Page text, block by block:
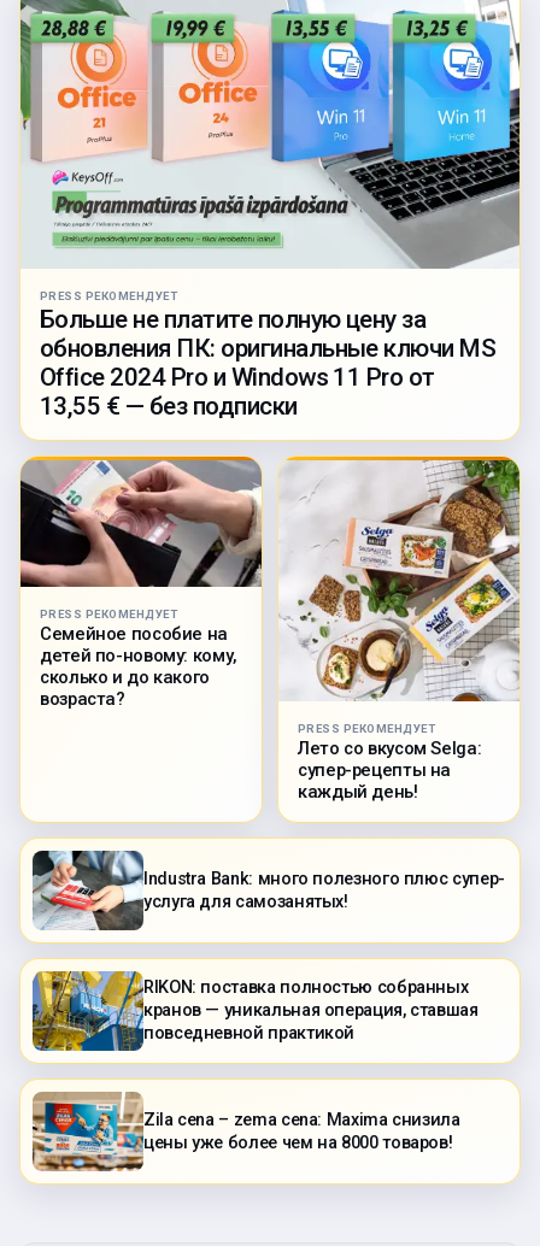
PRESS РЕКОМЕНДУЕТ
Больше не платите полную цену за
обновления ПК: оригинальные ключи MS
Office 2024 Pro и Windows 11 Pro от
13,55 € — без подписки
PRESS РЕКОМЕНДУЕТ
Семейное пособие на
детей по-новому: кому,
сколько и до какого
возраста?
PRESS РЕКОМЕНДУЕТ
Лето со вкусом Selga:
супер-рецепты на
каждый день!
Industra Bank: много полезного плюс супер-
услуга для самозанятых!
RIKON: поставка полностью собранных
кранов — уникальная операция, ставшая
повседневной практикой
Zila cena – zema cena: Maxima снизила
цены уже более чем на 8000 товаров!